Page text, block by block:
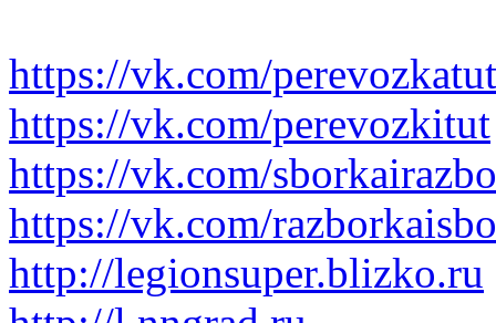
https://vk.com/perevozkatut
https://vk.com/perevozkitut
https://vk.com/
https://vk.com/
http://legionsuper.blizko.ru